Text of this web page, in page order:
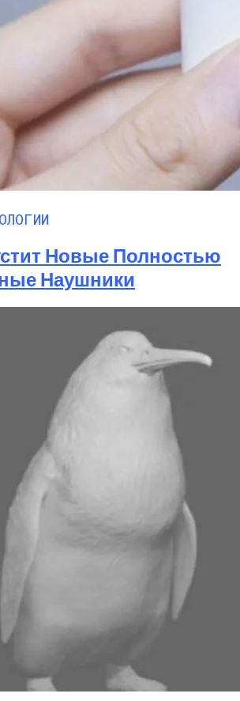
Новые Полностью
Наушники